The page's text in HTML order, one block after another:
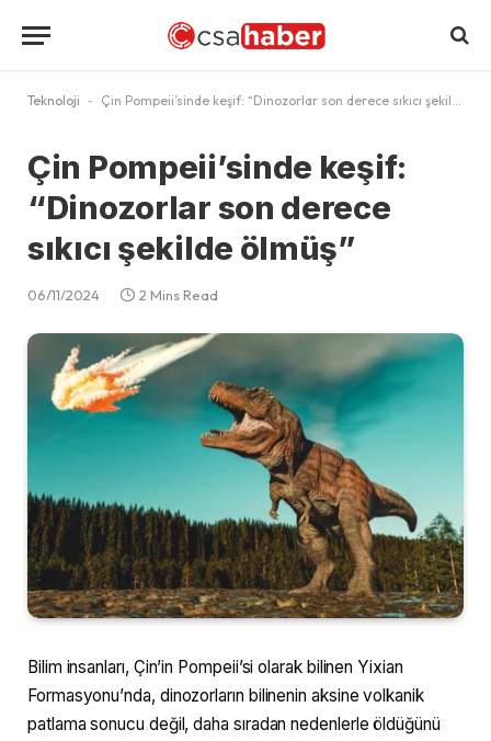
Teknoloji - Çin Pompeii’sinde keşif: “Dinozorlar son derece sıkıcı şekilde ölmüş”
Çin Pompeii’sinde keşif:
“Dinozorlar son derece
sıkıcı şekilde ölmüş”
06/11/2024 2 Mins Read
Bilim insanları, Çin’in Pompeii’si olarak bilinen Yixian
Formasyonu’nda, dinozorların bilinenin aksine volkanik
patlama sonucu değil, daha sıradan nedenlerle öldüğünü